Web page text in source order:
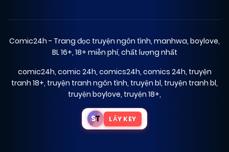
Comic24h - Trang đọc truyện ngôn tình, manhwa, boylove,
BL 16+, 18+ miễn phí, chất lượng nhất
comic24h, comic 24h, comics24h, comics 24h, truyện
tranh 18+, truyện tranh ngôn tình, truyện bl, truyện tranh bl,
truyện boylove, truyện 18+,
ST LẤY KEY